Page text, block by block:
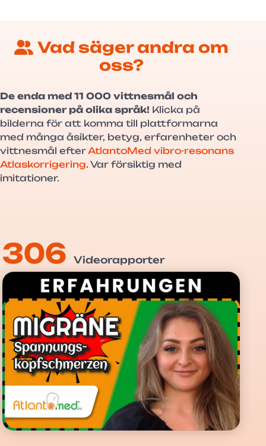
Vad säger andra om
oss?
De enda med 11 000 vittnesmål och
recensioner på olika språk! Klicka på
bilderna för att komma till plattformarna
med många åsikter, betyg, erfarenheter och
vittnesmål efterAtlantoMed vibro-resonans
Atlaskorrigering. Var försiktig med
imitationer.
306 Videorapporter